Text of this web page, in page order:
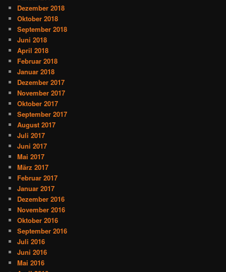
Dezember 2018
Oktober 2018
September 2018
Juni 2018
April 2018
Februar 2018
Januar 2018
Dezember 2017
November 2017
Oktober 2017
September 2017
August 2017
Juli 2017
Juni 2017
Mai 2017
März 2017
Februar 2017
Januar 2017
Dezember 2016
November 2016
Oktober 2016
September 2016
Juli 2016
Juni 2016
Mai 2016